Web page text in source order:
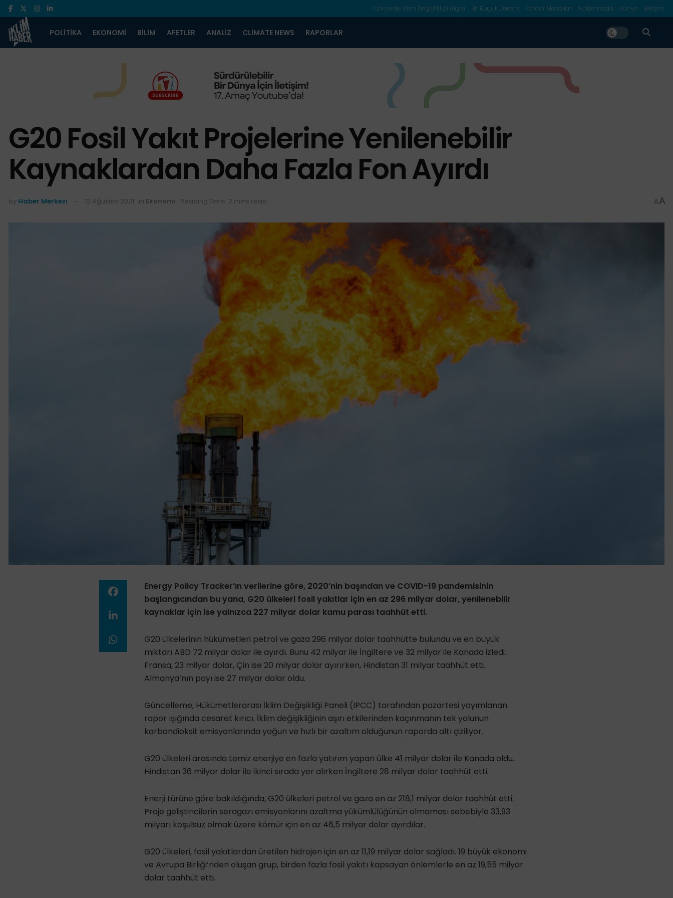
Türkiye’de İklim Değişlikliği Algısı Bir Buçuk Derece Kömür Masalları Hakkımızda Künye İletişim
POLITIKA EKONOMI BILIM AFETLER ANALIZ CLIMATE NEWS RAPORLAR
G20 Fosil Yakıt Projelerine Yenilenebilir
Kaynaklardan Daha Fazla Fon Ayırdı
by Haber Merkezi 12 Ağustos 2021 in Ekonomi Reading Time: 2 mins read AA
Energy Policy Tracker’ın verilerine göre, 2020’nin başından ve COVID-19 pandemisinin
başlangıcından bu yana, G20 ülkeleri fosil yakıtlar için en az 296 milyar dolar, yenilenebilir
kaynaklar için ise yalnızca 227 milyar dolar kamu parası taahhüt etti.
G20 ülkelerinin hükümetleri petrol ve gaza 296 milyar dolar taahhütte bulundu ve en büyük
miktarı ABD 72 milyar dolar ile ayırdı. Bunu 42 milyar ile İngiltere ve 32 milyar ile Kanada izledi.
Fransa, 23 milyar dolar, Çin ise 20 milyar dolar ayırırken, Hindistan 31 milyar taahhüt etti.
Almanya’nın payı ise 27 milyar dolar oldu.
Güncelleme, Hükümetlerarası İklim Değişikliği Paneli (IPCC) tarafından pazartesi yayımlanan
rapor ışığında cesaret kırıcı. İklim değişikliğinin aşırı etkilerinden kaçınmanın tek yolunun
karbondioksit emisyonlarında yoğun ve hızlı bir azaltım olduğunun raporda altı çiziliyor.
G20 ülkeleri arasında temiz enerjiye en fazla yatırım yapan ülke 41 milyar dolar ile Kanada oldu.
Hindistan 36 milyar dolar ile ikinci sırada yer alırken İngiltere 28 milyar dolar taahhüt etti.
Enerji türüne göre bakıldığında, G20 ülkeleri petrol ve gaza en az 218,1 milyar dolar taahhüt etti.
Proje geliştiricilerin seragazı emisyonlarını azaltma yükümlülüğünün olmaması sebebiyle 33,93
milyarı koşulsuz olmak üzere kömür için en az 46,5 milyar dolar ayırdılar.
G20 ülkeleri, fosil yakıtlardan üretilen hidrojen için en az 11,19 milyar dolar sağladı. 19 büyük ekonomi
ve Avrupa Birliği’nden oluşan grup, birden fazla fosil yakıtı kapsayan önlemlerle en az 19,55 milyar
dolar taahhüt etti.